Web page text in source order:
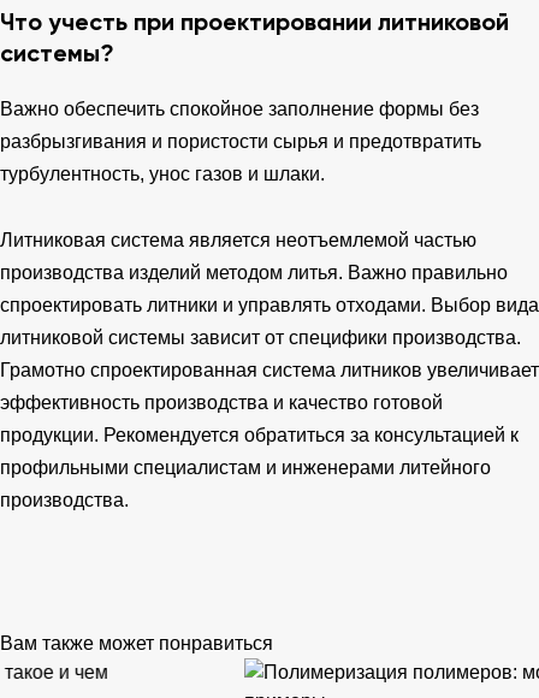
Что учесть при проектировании литниковой
системы?
Важно обеспечить спокойное заполнение формы без
разбрызгивания и пористости сырья и предотвратить
турбулентность, унос газов и шлаки.
Литниковая система является неотъемлемой частью
производства изделий методом литья. Важно правильно
спроектировать литники и управлять отходами. Выбор вида
литниковой системы зависит от специфики производства.
Грамотно спроектированная система литников увеличивает
эффективность производства и качество готовой
продукции. Рекомендуется обратиться за консультацией к
профильными специалистам и инженерами литейного
производства.
Вам также может понравиться